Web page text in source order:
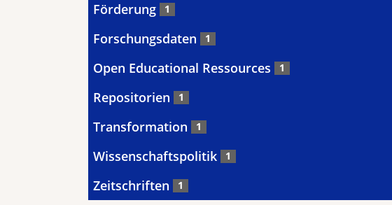
Förderung 1
Forschungsdaten 1
Open Educational Ressources 1
Repositorien 1
Transformation 1
Wissenschaftspolitik 1
Zeitschriften 1